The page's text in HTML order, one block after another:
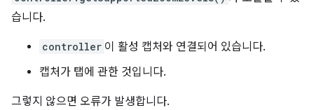
습니다.
controller 이 활성 캡처와 연결되어 있습니다.
캡처가 탭에 관한 것입니다.
그렇지 않으면 오류가 발생합니다.